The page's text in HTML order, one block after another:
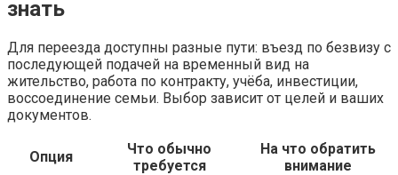
знать
Для переезда доступны разные пути: въезд по безвизу с
последующей подачей на временный вид на
жительство, работа по контракту, учёба, инвестиции,
воссоединение семьи. Выбор зависит от целей и ваших
документов.
Опция
Что обычно
требуется
На что обратить
внимание